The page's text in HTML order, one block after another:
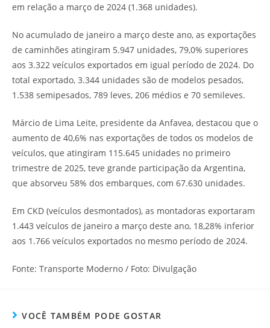
em relação a março de 2024 (1.368 unidades).
No acumulado de janeiro a março deste ano, as exportações
de caminhões atingiram 5.947 unidades, 79,0% superiores
aos 3.322 veículos exportados em igual período de 2024. Do
total exportado, 3.344 unidades são de modelos pesados,
1.538 semipesados, 789 leves, 206 médios e 70 semileves.
Márcio de Lima Leite, presidente da Anfavea, destacou que o
aumento de 40,6% nas exportações de todos os modelos de
veículos, que atingiram 115.645 unidades no primeiro
trimestre de 2025, teve grande participação da Argentina,
que absorveu 58% dos embarques, com 67.630 unidades.
Em CKD (veículos desmontados), as montadoras exportaram
1.443 veículos de janeiro a março deste ano, 18,28% inferior
aos 1.766 veículos exportados no mesmo período de 2024.
Fonte: Transporte Moderno / Foto: Divulgação
VOCÊ TAMBÉM PODE GOSTAR